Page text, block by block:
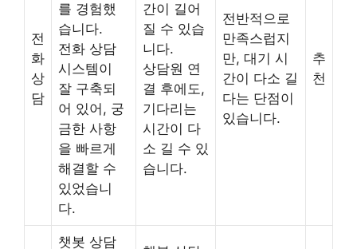
전
화
상
담
를 경험했
습니다.
전화 상담
시스템이
잘 구축되
어 있어, 궁
금한 사항
을 빠르게
해결할 수
있었습니
다.
간이 길어
질 수 있습
니다.
상담원 연
결 후에도,
기다리는
시간이 다
소 길 수 있
습니다.
전반적으로
만족스럽지
만, 대기 시
간이 다소 길
다는 단점이
있습니다.
추
천
챗봇 상담